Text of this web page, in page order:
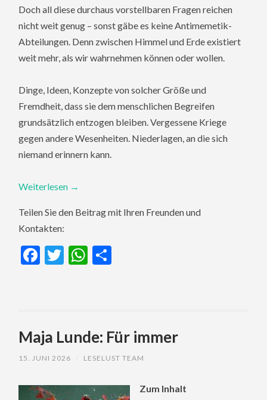
Doch all diese durchaus vorstellbaren Fragen reichen
nicht weit genug – sonst gäbe es keine Antimemetik-
Abteilungen. Denn zwischen Himmel und Erde existiert
weit mehr, als wir wahrnehmen können oder wollen.
Dinge, Ideen, Konzepte von solcher Größe und
Fremdheit, dass sie dem menschlichen Begreifen
grundsätzlich entzogen bleiben. Vergessene Kriege
gegen andere Wesenheiten. Niederlagen, an die sich
niemand erinnern kann.
Weiterlesen →
Teilen Sie den Beitrag mit Ihren Freunden und
Kontakten:
Facebook
TwitterWhatsApp
Maja Lunde: Für immer
15. JUNI 2026 LESELUST TEAM
Zum Inhalt